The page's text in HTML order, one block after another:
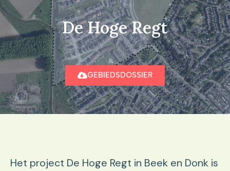
De Hoge Regt
GEBIEDSDOSSIER
Het project De Hoge Regt in Beek en Donk is